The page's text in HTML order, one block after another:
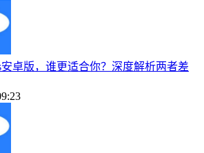
安卓版，谁更适合你？深度解析两者差